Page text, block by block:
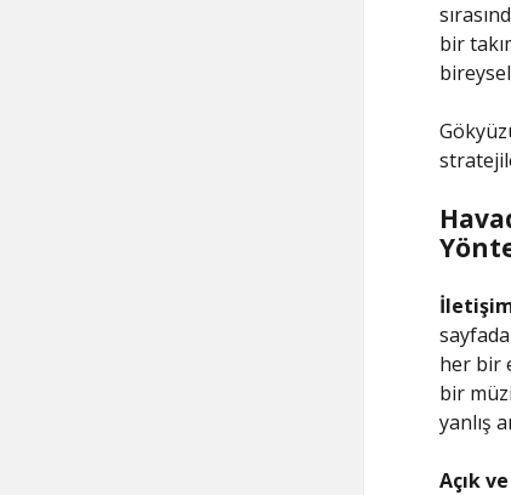
bir
her bir
bir
yanlış
Açık